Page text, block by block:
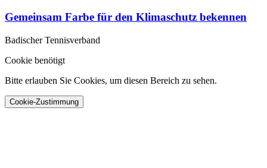
Gemeinsam Farbe für den Klimaschutz bekennen
Badischer Tennisverband
Cookie benötigt
Bitte erlauben Sie Cookies, um diesen Bereich zu sehen.
Cookie-Zustimmung